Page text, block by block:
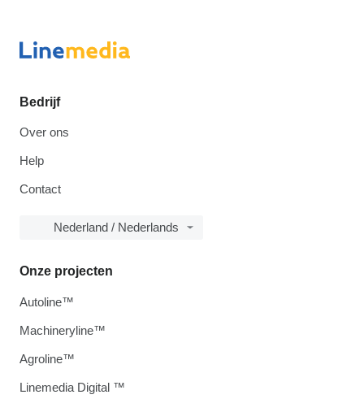
Bedrijf
Over ons
Help
Contact
Nederland / Nederlands
Onze projecten
Autoline™
Machineryline™
Agroline™
Linemedia Digital ™